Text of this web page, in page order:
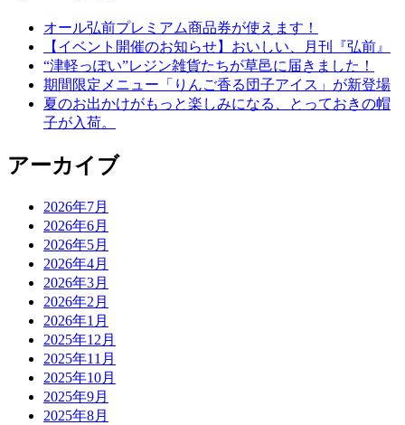
オール弘前プレミアム商品券が使えます！
【イベント開催のお知らせ】おいしい、月刊『弘前』
“津軽っぽい”レジン雑貨たちが草邑に届きました！
期間限定メニュー「りんご香る団子アイス」が新登場
夏のお出かけがもっと楽しみになる、とっておきの帽
子が入荷。
アーカイブ
2026年7月
2026年6月
2026年5月
2026年4月
2026年3月
2026年2月
2026年1月
2025年12月
2025年11月
2025年10月
2025年9月
2025年8月